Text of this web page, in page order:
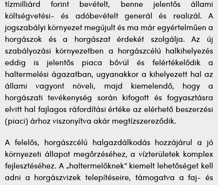
tízmilliárd forint bevételt, benne jelentős állami
költségvetési- és adóbevételt generál és realizál. A
jogszabályi környezet megújult és ma már egyértelműen a
horgászok és a horgászat érdekét szolgálja. Az új
szabályozási környezetben a horgászcélú halkihelyezés
eddig is jelentős piaca bővül és felértékelődik a
haltermelési ágazatban, ugyanakkor a kihelyezett hal az
állami vagyont növeli, majd kiemelendő, hogy a
horgászati tevékenység során kifogott és fogyasztásra
elvitt hal fajlagos ráfordítási értéke az elérhető beszerzési
(piaci) árhoz viszonyítva akár megtízszereződik.
A felelős, horgászcélú halgazdálkodás hozzájárul a jó
környezeti állapot megőrzéséhez, a vízterületek komplex
fejlesztéséhez. A „haltermelőknek” kiemelt lehetőséget kell
adni a horgászvizek telepítéseire, támogatva a faj- és